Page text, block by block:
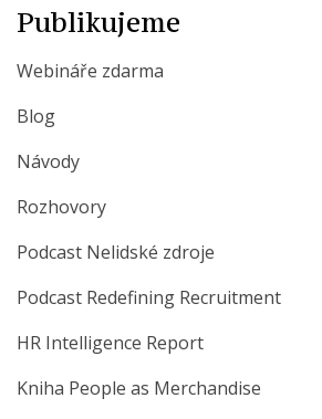
Publikujeme
Webináře zdarma
Blog
Návody
Rozhovory
Podcast Nelidské zdroje
Podcast Redefining Recruitment
HR Intelligence Report
Kniha People as Merchandise